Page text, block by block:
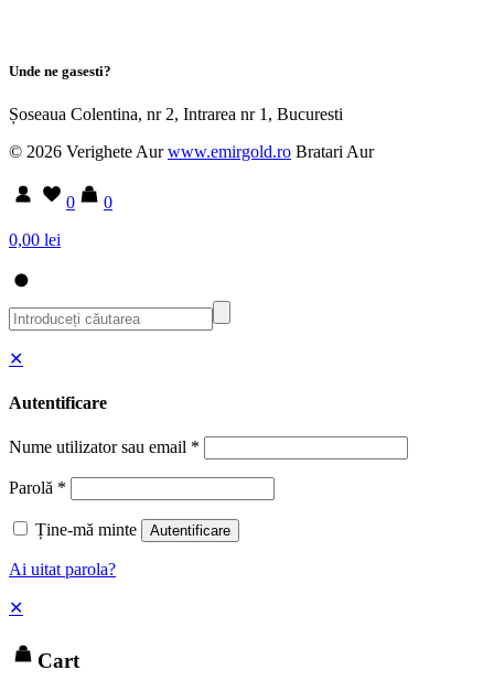
Unde ne gasesti?
Șoseaua Colentina, nr 2, Intrarea nr 1, Bucuresti
© 2026 Verighete Aurwww.emirgold.ro Bratari Aur
0
0
0,00 lei
✕
Autentificare
Nume utilizator sau email *
Parolă *
Ține-mă minte Autentificare
Ai uitat parola?
✕
Cart